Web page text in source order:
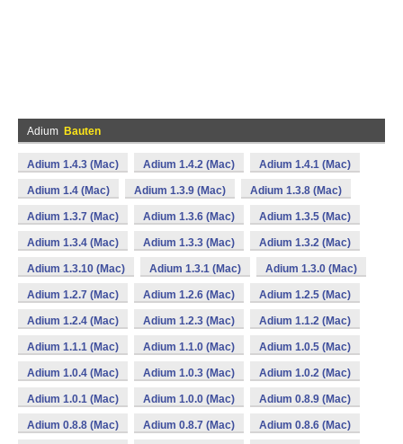
Adium Bauten
Adium 1.4.3 (Mac) Adium 1.4.2 (Mac) Adium 1.4.1 (Mac)
Adium 1.4 (Mac) Adium 1.3.9 (Mac) Adium 1.3.8 (Mac)
Adium 1.3.7 (Mac) Adium 1.3.6 (Mac) Adium 1.3.5 (Mac)
Adium 1.3.4 (Mac) Adium 1.3.3 (Mac) Adium 1.3.2 (Mac)
Adium 1.3.10 (Mac) Adium 1.3.1 (Mac) Adium 1.3.0 (Mac)
Adium 1.2.7 (Mac) Adium 1.2.6 (Mac) Adium 1.2.5 (Mac)
Adium 1.2.4 (Mac) Adium 1.2.3 (Mac) Adium 1.1.2 (Mac)
Adium 1.1.1 (Mac) Adium 1.1.0 (Mac) Adium 1.0.5 (Mac)
Adium 1.0.4 (Mac) Adium 1.0.3 (Mac) Adium 1.0.2 (Mac)
Adium 1.0.1 (Mac) Adium 1.0.0 (Mac) Adium 0.8.9 (Mac)
Adium 0.8.8 (Mac) Adium 0.8.7 (Mac) Adium 0.8.6 (Mac)